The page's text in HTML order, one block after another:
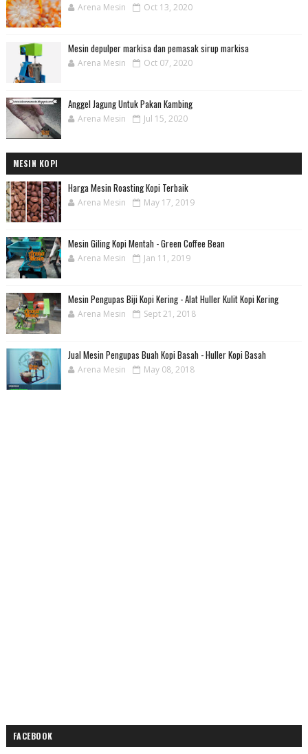
Arena Mesin Oct 13, 2020
Mesin depulper markisa dan pemasak sirup markisa
Arena Mesin Oct 07, 2020
Anggel Jagung Untuk Pakan Kambing
Arena Mesin Jul 15, 2020
MESIN KOPI
Harga Mesin Roasting Kopi Terbaik
Arena Mesin May 17, 2019
Mesin Giling Kopi Mentah - Green Coffee Bean
Arena Mesin Jan 11, 2019
Mesin Pengupas Biji Kopi Kering - Alat Huller Kulit Kopi Kering
Arena Mesin Sept 21, 2018
Jual Mesin Pengupas Buah Kopi Basah - Huller Kopi Basah
Arena Mesin May 08, 2018
FACEBOOK